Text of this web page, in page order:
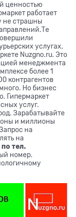
ценностью
работает
не страшны
услугах,
Nuzgno.ru. Это
менеджмента
более 1
контрагентов
Но бизнес
Гипермаркет
услуг.
Зарабатывайте
и миллионы
на
на
тел.
номер.